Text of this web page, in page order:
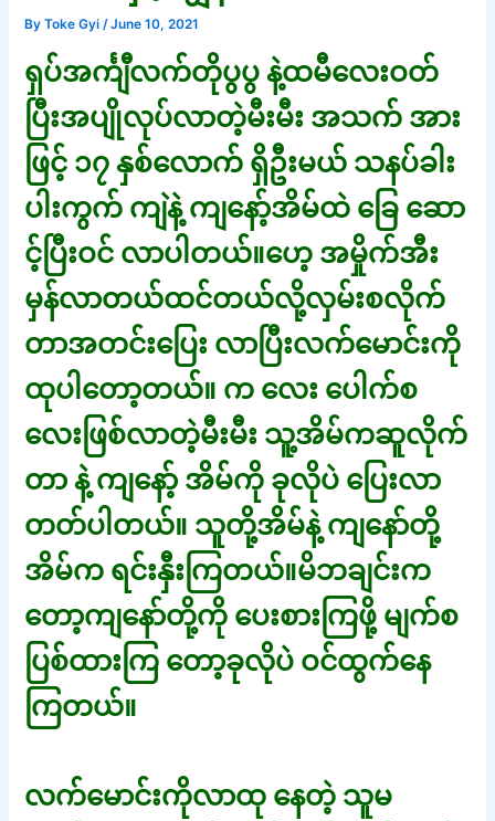
ByToke Gyi /June 10, 2021
ရှပ်အင်္ကျီလက်တိုပွပွ နဲ့ထမီလေးဝတ်
ပြီးအပျိုလုပ်လာတဲ့မီးမီး အသက် အား
ဖြင့် ၁၇ နှစ်လောက် ရှိဦးမယ် သနပ်ခါး
ပါးကွက် ကျဲနဲ့ ကျနော့်အိမ်ထဲ ခြေ ဆော
င့်ပြီးဝင် လာပါတယ်။ဟေ့ အမှိုက်အီး
မှန်လာတယ်ထင်တယ်လို့လှမ်းစလိုက်
တာအတင်းပြေး လာပြီးလက်မောင်းကို
ထုပါတော့တယ်။ က လေး ပေါက်စ
လေးဖြစ်လာတဲ့မီးမီး သူ့အိမ်ကဆူလိုက်
တာ နဲ့ ကျနော့် အိမ်ကို ခုလိုပဲ ပြေးလာ
တတ်ပါတယ်။ သူတို့အိမ်နဲ့ ကျနော်တို့
အိမ်က ရင်းနှီးကြတယ်။မိဘချင်းက
တော့ကျနော်တို့ကို ပေးစားကြဖို့ မျက်စ
ပြစ်ထားကြ တော့ခုလိုပဲ ဝင်ထွက်နေ
ကြတယ်။
လက်မောင်းကိုလာထု နေတဲ့ သူမ